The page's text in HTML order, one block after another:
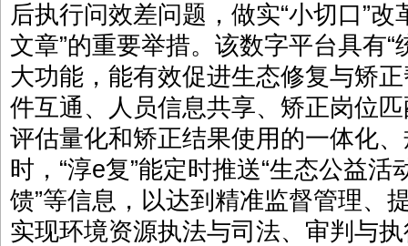
后执行问效差问题，做实“小切口”
文章”的重要举措。该数字平台具有
大功能，能有效促进生态修复与矫
件互通、人员信息共享、矫正岗位
评估量化和矫正结果使用的一体化
时，“淳e复”能定时推送“生态公益活
馈”等信息，以达到精准监督管理、
实现环境资源执法与司法、审判与